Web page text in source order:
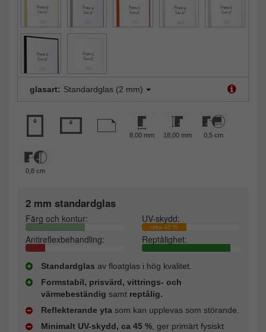
glasart: Standardglas (2 mm)
8,00 mm 18,00 mm 0,5 cm
0,8 cm
2 mm standardglas
Färg och kontur: UV-skydd:
cirka 45 %
Antireflexbehandling: Reptålighet:
Standardglas av floatglas i hög kvalitet.
Formstabil, prisvärd, vittrings- och
värmebeständig samt reptålig.
Reflekterande yta som kan upplevas som störande.
Minimalt UV-skydd, ca 45 % , ger primärt fysiskt